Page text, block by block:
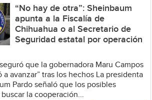
“No hay de otra”: Sheinbaum
apunta a la Fiscalía de
Chihuahua o al Secretario de
Seguridad estatal por operación
que la gobernadora Maru Campos
a avanzar” tras los hechos La presidenta
Pardo señaló que los posibles
la cooperación...